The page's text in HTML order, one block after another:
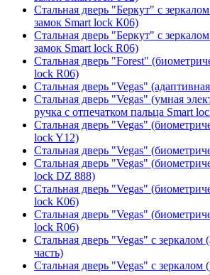
Стальная дверь "Беркут" с
замок Smart lock К06)
Стальная дверь "Беркут" с
замок Smart lock R06)
Стальная дверь "Forest"
lock R06)
Стальная дверь "Vegas"
Стальная дверь "Vegas" (умная
ручка с отпечатком пальца Smart
Стальная дверь "Vegas"
lock Y12)
Стальная дверь "Vegas"
Стальная дверь "Vegas"
lock DZ 888)
Стальная дверь "Vegas"
lock К06)
Стальная дверь "Vegas"
lock R06)
Стальная дверь "Vegas" с зеркалом
часть)
Стальная дверь "Vegas" с зеркалом